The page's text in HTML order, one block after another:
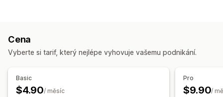
Možnosti zobrazení
Rozvržení tabulky
Vlastní CSS
Barva a písmo
Stránka s kolekcemi
Responzivní design pro mobilní zařízení
Cena
Vyberte si tarif, který nejlépe vyhovuje vašemu podnikání.
Basic
$4.90/ měsíc
Pro
$9.90/